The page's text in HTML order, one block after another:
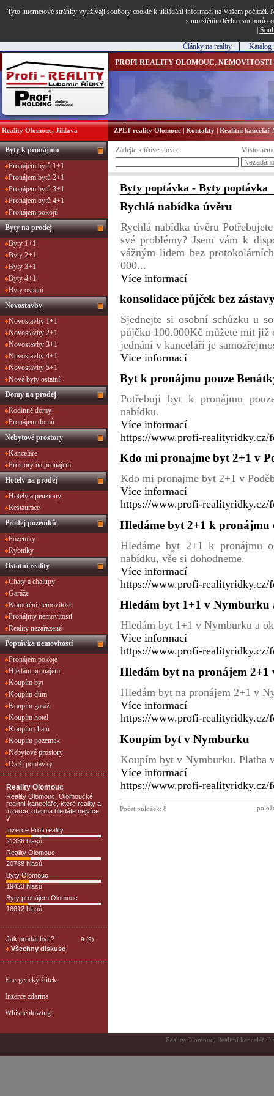
Tyto internetové stránky využívají soubory cookie k ukládání informací na Vašem počítači.
s umístěním těchto souborů
Články na reality
Katalog
PROFI REALITY OLOMOUC, NEMOVITOSTI
Reality Olomouc, Jihlava ZPĚT reality Olomouc | Kontakty | Realitní kancelář
Byty k pronájmu
Pronájem bytů 1+1
Pronájem bytů 2+1
Pronájem bytů 3+1
Pronájem bytů 4+1
Pronájem pokojů
Byty na prodej
Byty 1+1
Byty 2+1
Byty 3+1
Byty 4+1
Byty ostatní
Novostavby
Novostavby 1+1
Novostavby 2+1
Novostavby 3+1
Novostavby 4+1
Novostavby 5+1
Nové byty ostatní
Domy na prodej
Rodinné domy
Pronájem domů
Nebytové prostory
Kanceláře
Prostory na pronájem
Hotely na prodej
Hotely a penziony
Restaurace
Prodej pozemků
Pozemky
Rybníky
Ostatní reality
Chaty a chalupy
Garáže
Komerční nemovitosti
Pronájmy nemovitosti
Reality nezařazené
Poptávka nemovitostí
Pronájem pokoje
Hledám pronájem
Koupím byt
Koupím dům
Koupím garáž
Koupím hotel
Koupím chatu
Koupím pozemek
Nebytové prostory
Další poptávky
Reality Olomouc
Reality Olomouc, Olomoucké
realitní kanceláře, které reality a
inzerce zdarma hledáte nejvíce
?
Inzerce Profi reality
21336 hlasů
Reality Olomouc
20788 hlasů
Byty Olomouc
19423 hlasů
Byty pronájem Olomouc
18612 hlasů
Jak prodat byt ? 9 (9)
Všechny diskuse
Energetický štítek
Inzerce zdarma
Whistleblowing
Zadejte klíčové slovo: Místo
Byty poptávka - Byty poptávka
Rychlá nabídka úvěru
Rychlá nabídka úvěru
své problémy? Jsem vám k
vážným lidem bez
000...
Více informací
konsolidace půjček bez
Sjednejte si osobní schůzku u
půjčku 100.000Kč můžete mít již
jednání v kanceláři je
Více informací
Byt k pronájmu pouze
Potřebuji byt k pronájmu
nabídku.
Více informací
https://www.profi-realityridky.cz/
Kdo mi pronajme byt 2+1 v
Kdo mi pronajme byt 2+1 v
Více informací
https://www.profi-realityridky.cz/
Hledáme byt 2+1 k
Hledáme byt 2+1 k pronájmu
nabídku, vše si dohodneme.
Více informací
https://www.profi-realityridky.cz/
Hledám byt 1+1 v Nymburku
Hledám byt 1+1 v Nymburku a
Více informací
https://www.profi-realityridky.cz/
Hledám byt na pronájem
Hledám byt na pronájem 2+1 v
Více informací
https://www.profi-realityridky.cz/
Koupím byt v Nymburku
Koupím byt v Nymburku. Platba
Více informací
https://www.profi-realityridky.cz/
Počet položek: 8
Reality Olomouc, Realitní kancelář